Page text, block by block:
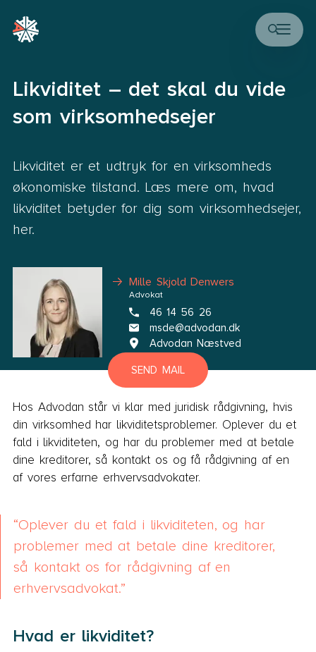
Likviditet – det skal du vide
som virksomhedsejer
Likviditet er et udtryk for en virksomheds
økonomiske tilstand. Læs mere om, hvad
likviditet betyder for dig som virksomhedsejer,
her.
Mille Skjold Denwers
Advokat
46 14 56 26
msde@advodan.dk
Advodan Næstved
SEND MAIL
Hos Advodan står vi klar med juridisk rådgivning, hvis
din virksomhed har likviditetsproblemer. Oplever du et
fald i likviditeten, og har du problemer med at betale
dine kreditorer, så kontakt os og få rådgivning af en
af vores erfarne erhvervsadvokater.
Oplever du et fald i likviditeten, og har
problemer med at betale dine kreditorer,
så kontakt os for rådgivning af en
erhvervsadvokat.
Hvad er likviditet?